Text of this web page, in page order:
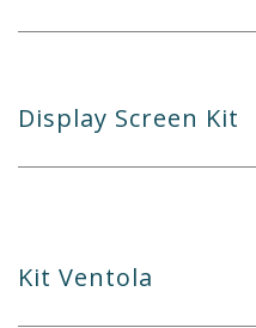
Display Screen Kit
Kit Ventola